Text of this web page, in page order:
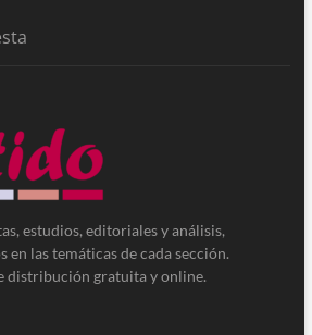
estudios, editoriales y análisis,
en las temáticas de cada sección.
distribución gratuita y online.